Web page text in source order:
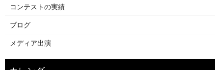
コンテストの実績
ブログ
メディア出演